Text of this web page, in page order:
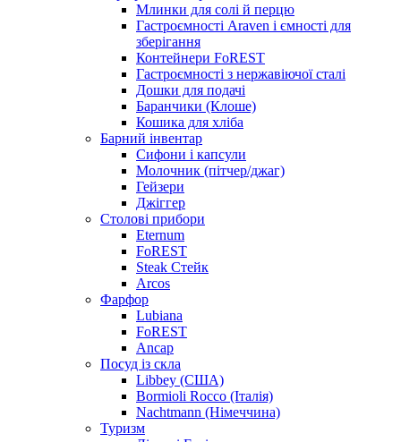
Млинки для солі й перцю
Гастроємності Araven і ємності для
зберігання
Контейнери FoREST
Гастроємності з нержавіючої сталі
Дошки для подачі
Баранчики (Клоше)
Кошика для хліба
Барний інвентар
Сифони і капсули
Молочник (пітчер/джаг)
Гейзери
Джіггер
Столові прибори
Eternum
FoREST
Steak Стейк
Arcos
Фарфор
Lubiana
FoREST
Ancap
Посуд із скла
Libbey (США)
Bormioli Rocco (Італія)
Nachtmann (Німеччина)
Туризм